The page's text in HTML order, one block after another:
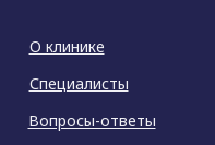
О клинике
Специалисты
Вопросы-ответы